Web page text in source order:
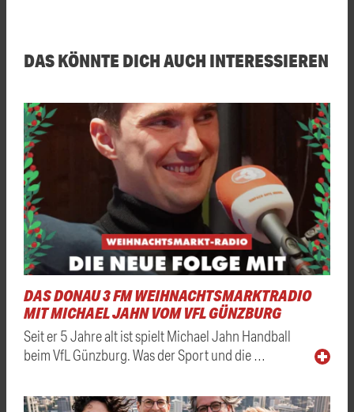
DAS KÖNNTE DICH AUCH INTERESSIEREN
DAS DONAU 3 FM WEIHNACHTSMARKTRADIO
MIT MICHAEL JAHN VOM VFL GÜNZBURG
Seit er 5 Jahre alt ist spielt Michael Jahn Handball
beim VfL Günzburg. Was der Sport und die …